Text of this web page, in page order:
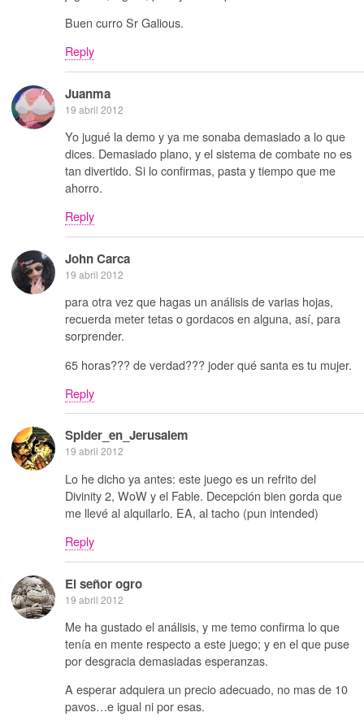
Buen curro Sr Galious.
Reply
Juanma
19 abril 2012
Yo jugué la demo y ya me sonaba demasiado a lo que
dices. Demasiado plano, y el sistema de combate no es
tan divertido. Si lo confirmas, pasta y tiempo que me
ahorro.
Reply
John Carca
19 abril 2012
para otra vez que hagas un análisis de varias hojas,
recuerda meter tetas o gordacos en alguna, así, para
sorprender.
65 horas??? de verdad??? joder qué santa es tu mujer.
Reply
Spider_en_Jerusalem
19 abril 2012
Lo he dicho ya antes: este juego es un refrito del
Divinity 2, WoW y el Fable. Decepción bien gorda que
me llevé al alquilarlo. EA, al tacho (pun intended)
Reply
El señor ogro
19 abril 2012
Me ha gustado el análisis, y me temo confirma lo que
tenía en mente respecto a este juego; y en el que puse
por desgracia demasiadas esperanzas.
A esperar adquiera un precio adecuado, no mas de 10
pavos…e igual ni por esas.